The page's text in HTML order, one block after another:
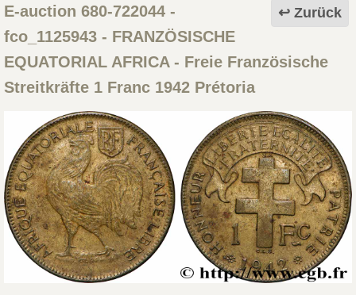
Zurück
E-auction 680-722044 -
fco_1125943- FRANZÖSISCHE
EQUATORIAL AFRICA - Freie Französische
Streitkräfte 1 Franc 1942 Prétoria